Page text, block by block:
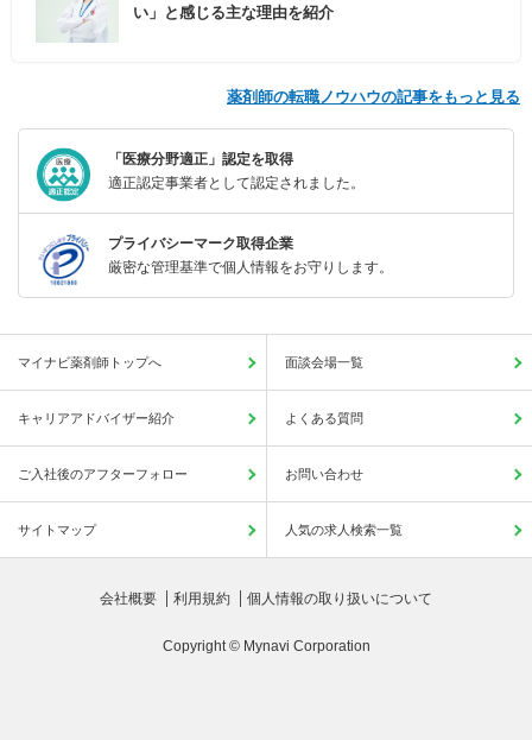
い」と感じる主な理由を紹介
薬剤師の転職ノウハウの記事をもっと見る
「医療分野適正」認定を取得
適正認定事業者として認定されました。
プライバシーマーク取得企業
厳密な管理基準で個人情報をお守りします。
マイナビ薬剤師トップへ 面談会場一覧
キャリアアドバイザー紹介 よくある質問
ご入社後のアフターフォロー お問い合わせ
サイトマップ 人気の求人検索一覧
会社概要 利用規約 個人情報の取り扱いについて
Copyright © Mynavi Corporation